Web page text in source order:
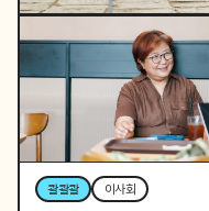
역사활동가
토요일 오후, 역사활동가
로 변신하는 직장인 P의
이중생활
콸콸콸 이사회